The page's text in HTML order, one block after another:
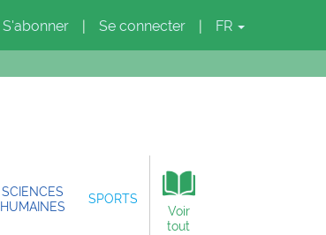
S'abonner Se connecter FR
SCIENCES
HUMAINES
SPORTS
Voir
tout